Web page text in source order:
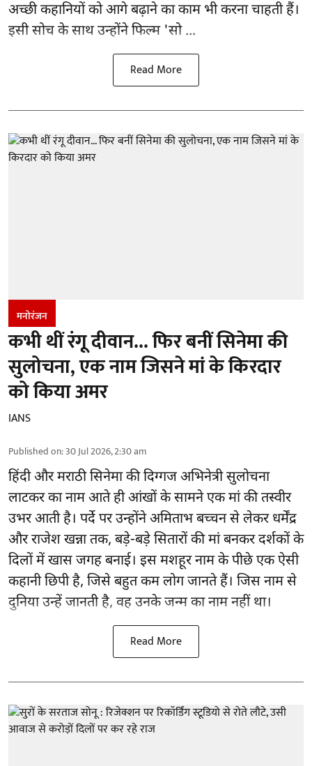
अच्छी कहानियों को आगे बढ़ाने का काम भी करना चाहती हैं।
इसी सोच के साथ उन्होंने फिल्म 'सो ...
Read More
मनोरंजन
कभी थीं रंगू दीवान... फिर बनीं सिनेमा की
सुलोचना, एक नाम जिसने मां के किरदार
को किया अमर
IANS
Published on:30 Jul 2026, 2:30 am
हिंदी और मराठी सिनेमा की दिग्गज अभिनेत्री सुलोचना
लाटकर का नाम आते ही आंखों के सामने एक मां की तस्वीर
उभर आती है। पर्दे पर उन्होंने अमिताभ बच्चन से लेकर धर्मेंद्र
और राजेश खन्ना तक, बड़े-बड़े सितारों की मां बनकर दर्शकों के
दिलों में खास जगह बनाई। इस मशहूर नाम के पीछे एक ऐसी
कहानी छिपी है, जिसे बहुत कम लोग जानते हैं। जिस नाम से
दुनिया उन्हें जानती है, वह उनके जन्म का नाम नहीं था।
Read More